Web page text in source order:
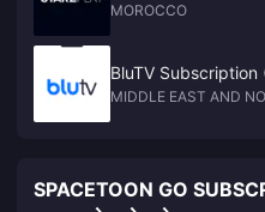
MOROCCO
BluTV Subscription
MIDDLE EAST AND
SPACETOON GO